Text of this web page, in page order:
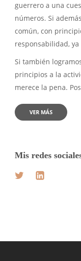
guerrero a una
números. Si
común, con
responsabilidad,
Si también
principios a la
merece la pena.
VER MÁS
Mis redes